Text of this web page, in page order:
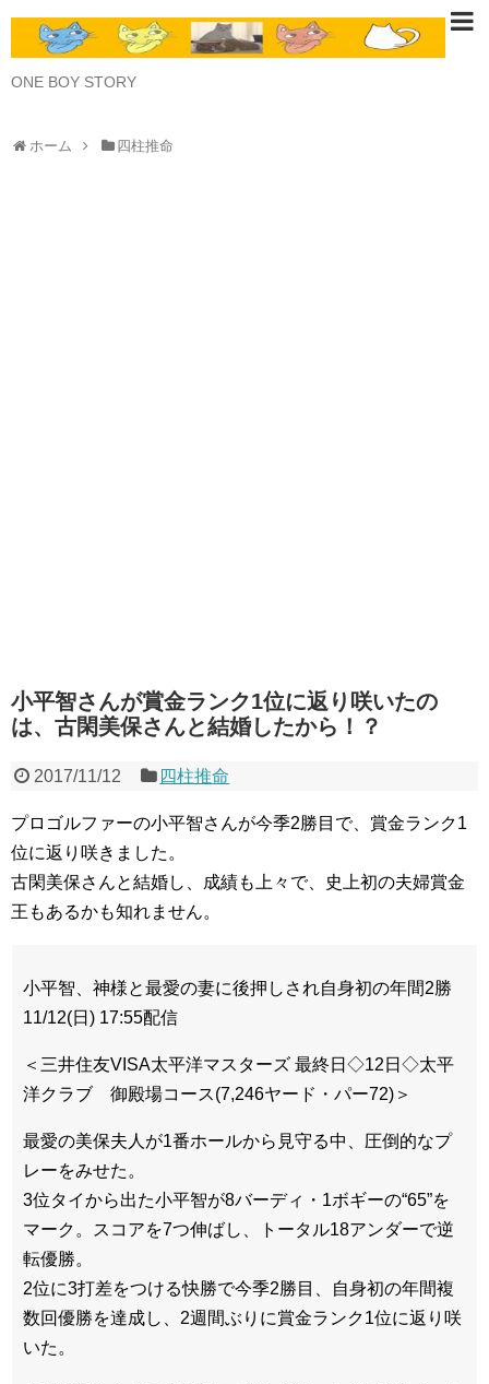
ONE BOY STORY
ホーム 四柱推命
小平智さんが賞金ランク1位に返り咲いたの
は、古閑美保さんと結婚したから！？
2017/11/12 四柱推命
プロゴルファーの小平智さんが今季2勝目で、賞金ランク1
位に返り咲きました。
古閑美保さんと結婚し、成績も上々で、史上初の夫婦賞金
王もあるかも知れません。
小平智、神様と最愛の妻に後押しされ自身初の年間2勝
11/12(日) 17:55配信
＜三井住友VISA太平洋マスターズ 最終日◇12日◇太平
洋クラブ 御殿場コース(7,246ヤード・パー72)＞
最愛の美保夫人が1番ホールから見守る中、圧倒的なプ
レーをみせた。
3位タイから出た小平智が8バーディ・1ボギーの“65”を
マーク。スコアを7つ伸ばし、トータル18アンダーで逆
転優勝。
2位に3打差をつける快勝で今季2勝目、自身初の年間複
数回優勝を達成し、2週間ぶりに賞金ランク1位に返り咲
いた。